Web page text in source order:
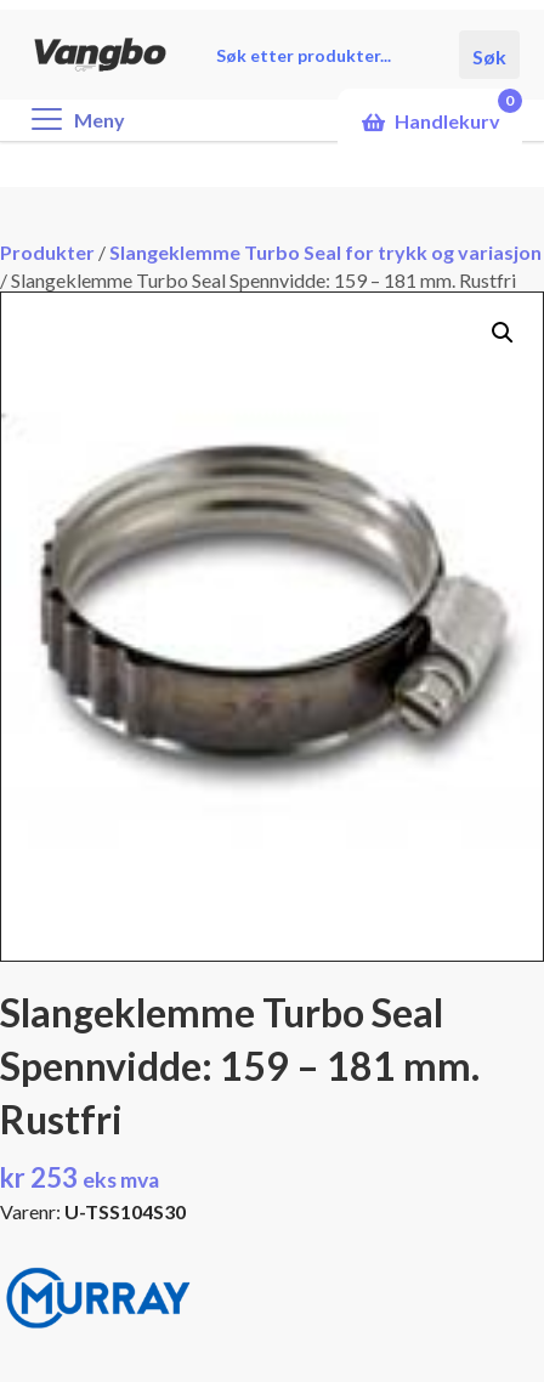
search
Søk
Meny Handlekurv
0
Produkter /Slangeklemme Turbo Seal for trykk og variasjon
/Slangeklemme Turbo Seal Spennvidde: 159 – 181 mm. Rustfri
Slangeklemme Turbo Seal
Spennvidde: 159 – 181 mm.
Rustfri
kr253 eks mva
Varenr: U-TSS104S30